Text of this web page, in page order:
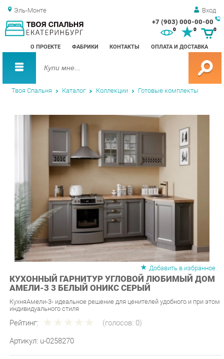
Эль-Монте Вход
+7 (903) 000-00-00
О ПРОЕКТЕ ФАБРИКИ КОНТАКТЫ ОПЛАТА И ДОСТАВКА
0 0
Твоя Спальня Каталог Коллекции Готовые комплекты
Добавить в избранное
КУХОННЫЙ ГАРНИТУР УГЛОВОЙ ЛЮБИМЫЙ ДОМ
АМЕЛИ-3 3 БЕЛЫЙ ОНИКС СЕРЫЙ
КухняАмели-3- идеальное решение для ценителей удобного и при этом
Рейтинг:
Артикул: u-0258270